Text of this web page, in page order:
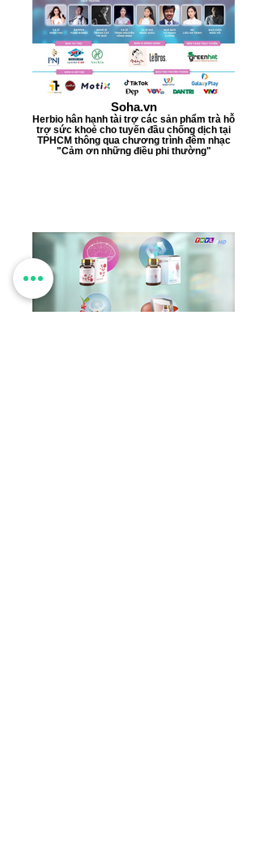
Soha.vn
Herbio hân hạnh tài trợ các sản phẩm trà hỗ
trợ sức khoẻ cho tuyến đầu chống dịch tại
TPHCM thông qua chương trình đêm nhạc
"Cảm ơn những điều phi thường"